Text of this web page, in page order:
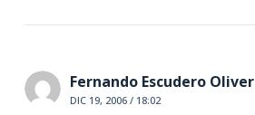
Fernando Escudero Oliver
DIC 19, 2006 / 18:02